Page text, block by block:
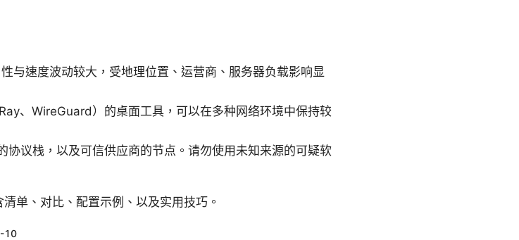
与速度波动较大，受地理位置、运营商、服务器负载影响显
、WireGuard）的桌面工具，可以在多种网络环境中保持较
协议栈，以及可信供应商的节点。请勿使用未知来源的可疑软
单、对比、配置示例、以及实用技巧。
10